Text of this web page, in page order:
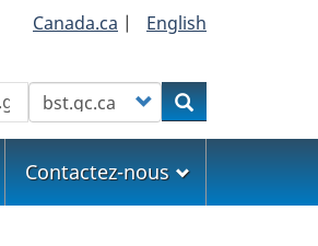
Canada.ca | English
Customize your searchRechercher
Contactez-nous